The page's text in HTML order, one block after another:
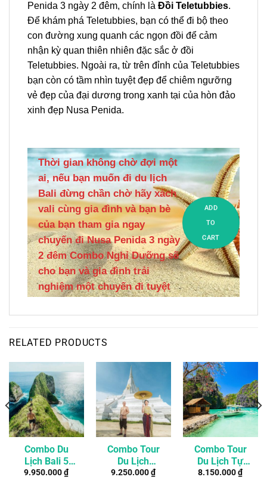
Penida 3 ngày 2 đêm, chính là Đồi Teletubbies.
Để khám phá Teletubbies, bạn có thể đi bộ theo
con đường xung quanh các ngọn đồi để cảm
nhận kỳ quan thiên nhiên đặc sắc ở đồi
Teletubbies. Ngoài ra, từ trên đỉnh của Teletubbies
bạn còn có tầm nhìn tuyệt đẹp để chiêm ngưỡng
vẻ đẹp của đại dương trong xanh tại của hòn đảo
xinh đẹp Nusa Penida.
Thời gian không chờ đợi một
ai, nếu bạn muốn đi du lịch
Bali đừng chần chờ hãy xách
vali cùng gia đình và bạn bè
của bạn tham gia ngay
chuyến đi Nusa Penida 3 ngày
2 đêm Combo Nghỉ Dưỡng sẽ
cho bạn và gia đình trải
nghiệm một chuyến đi tuyệt
ADD
TO
CART
RELATED PRODUCTS
Combo Du
Lịch Bali 5
Ngày 4 Đêm
9.950.000₫
Combo Tour
Du Lịch
Bangkok –
9.250.000₫
Combo Tour
Du Lịch Tự
Túc El Nido –
8.150.000₫